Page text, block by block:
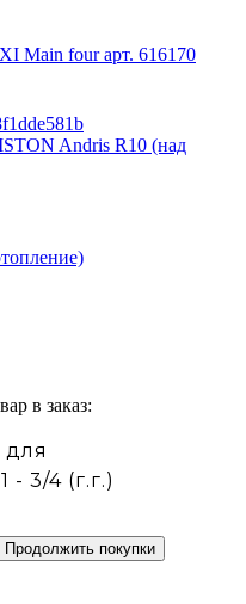
Main four арт. 616170
Andris R10 (над
в заказ:
для
- 3/4 (г.г.)
Продолжить покупки